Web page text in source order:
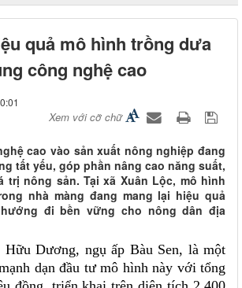
quả mô hình trồng dưa
công nghệ cao
Xem với cỡ chữ
cao vào sản xuất nông nghiệp đang
tất yếu, góp phần nâng cao năng suất,
trị nông sản. Tại xã Xuân Lộc, mô hình
nhà màng đang mang lại hiệu quả
đi bền vững cho nông dân địa
Dương, ngụ ấp Bàu Sen, là một
dạn đầu tư mô hình này với tổng